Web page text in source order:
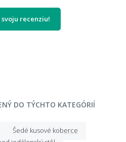
recenziu!
DO TÝCHTO KATEGÓRIÍ
Šedé kusové koberce